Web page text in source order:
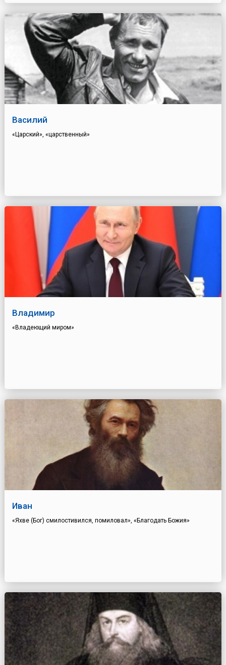
Василий
«Царский», «царственный»
Владимир
«Владеющий миром»
Иван
«Яхве (Бог) смилостивился, помиловал», «Благодать Божия»